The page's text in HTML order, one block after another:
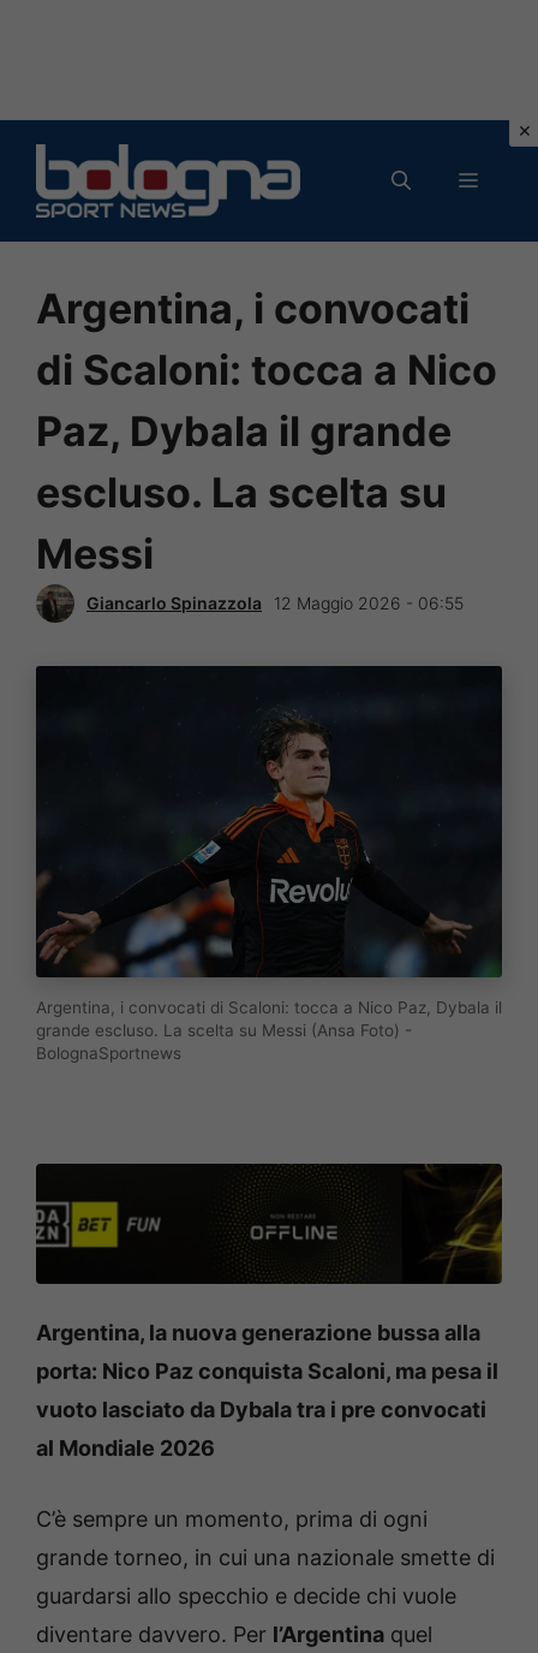
contenuto
MENU
Argentina, i convocati
di Scaloni: tocca a Nico
Paz, Dybala il grande
escluso. La scelta su
Messi
Giancarlo Spinazzola 12 Maggio 2026 - 06:55
Argentina, i convocati di Scaloni: tocca a Nico Paz, Dybala il
grande escluso. La scelta su Messi (Ansa Foto) -
BolognaSportnews
Argentina, la nuova generazione bussa alla
porta: Nico Paz conquista Scaloni, ma pesa il
vuoto lasciato da Dybala tra i pre convocati
al Mondiale 2026
C’è sempre un momento, prima di ogni
grande torneo, in cui una nazionale smette di
guardarsi allo specchio e decide chi vuole
diventare davvero. Per l’Argentina quel